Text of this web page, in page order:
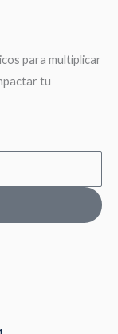
para multiplicar
tu